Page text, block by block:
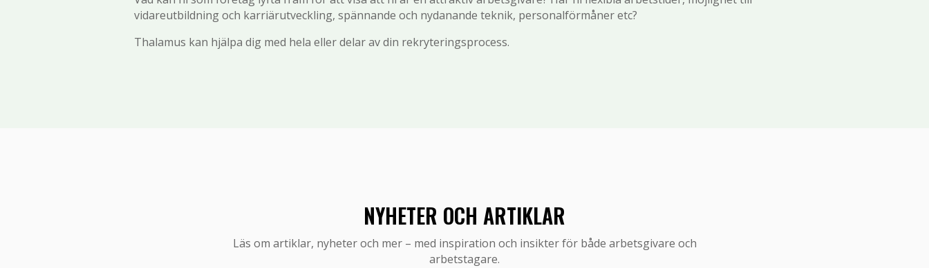
vidareutbildning och karriärutveckling, spännande och nydanande teknik, personalförmåner etc?
Thalamus kan hjälpa dig med hela eller delar av din rekryteringsprocess.
NYHETER OCH ARTIKLAR
Läs om artiklar, nyheter och mer – med inspiration och insikter för både arbetsgivare och
arbetstagare.